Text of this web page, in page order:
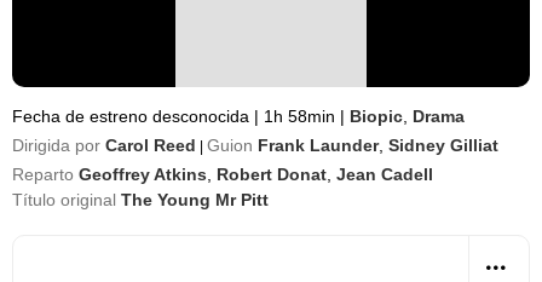
Fecha de estreno desconocida | 1h 58min | Biopic Drama
Dirigida por Carol Reed Guion Frank Launder, Sidney Gilliat
Reparto Geoffrey Atkins Robert Donat Jean Cadell
Título original The Young Mr Pitt